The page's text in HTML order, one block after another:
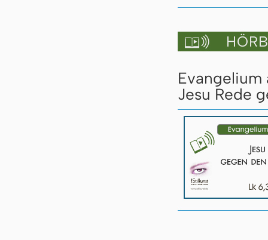

Evangelium
Jesu Rede